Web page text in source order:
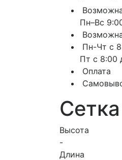
Пн–Вс
Пн-Чт с
Пт с 8:00
Оплата
Высота
-
Длина